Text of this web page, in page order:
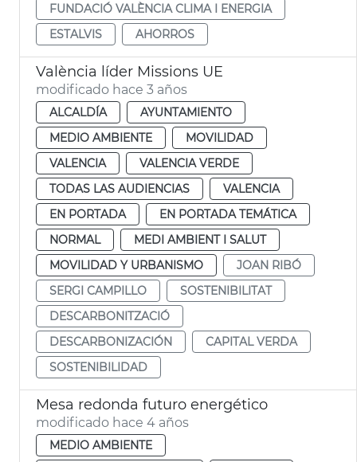
FUNDACIÓ VALÈNCIA CLIMA I ENERGIA
ESTALVIS
AHORROS
València líder Missions UE
modificado hace 3 años
ALCALDÍA
AYUNTAMIENTO
MEDIO AMBIENTE
MOVILIDAD
VALENCIA
VALENCIA VERDE
TODAS LAS AUDIENCIAS
VALENCIA
EN PORTADA
EN PORTADA TEMÁTICA
NORMAL
MEDI AMBIENT I SALUT
MOVILIDAD Y URBANISMO
JOAN RIBÓ
SERGI CAMPILLO
SOSTENIBILITAT
DESCARBONITZACIÓ
DESCARBONIZACIÓN
CAPITAL VERDA
SOSTENIBILIDAD
Mesa redonda futuro energético
modificado hace 4 años
MEDIO AMBIENTE